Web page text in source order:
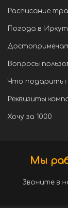
Расписание
Погода в
Вопросы
Что подарить
Реквизиты
Хочу за 1000
Мы
Звоните в